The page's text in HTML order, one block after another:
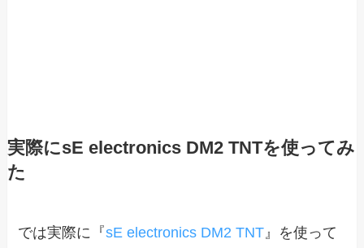
実際にsE electronics DM2 TNTを使ってみ
た
では実際に『sE electronics DM2 TNT 』を使って